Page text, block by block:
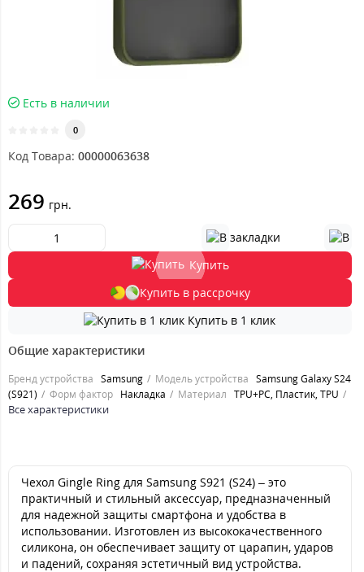
Есть в наличии
0
Код Товара: 00000063638
269 грн.
Купить
Купить в рассрочку
Купить в 1 клик
Общие характеристики
Бренд устройства Samsung Модель устройства Samsung Galaxy S24
(S921)
Форм фактор Накладка Материал TPU+PC, Пластик, TPU
Все характеристики
Чехол Gingle Ring для Samsung S921 (S24) – это
практичный и стильный аксессуар, предназначенный
для надежной защиты смартфона и удобства в
использовании. Изготовлен из высококачественного
силикона, он обеспечивает защиту от царапин, ударов
и падений, сохраняя эстетичный вид устройства.